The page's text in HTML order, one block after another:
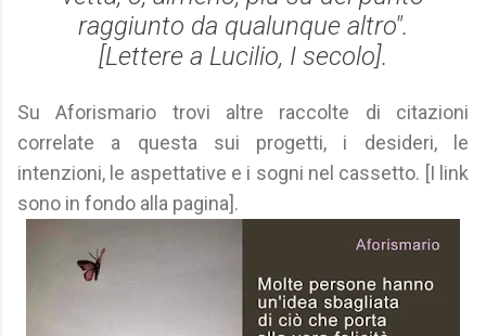
raggiunto da qualunque altro".
[Lettere a Lucilio, I secolo].
Su Aforismario trovi altre raccolte di citazioni
correlate a questa sui progetti, i desideri, le
intenzioni, le aspettative e i sogni nel cassetto. [I link
sono in fondo alla pagina].